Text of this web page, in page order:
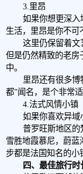
3.里昂
如果你想更深入
生活，里昂是你不可
这里仍保留着文
但是仍然精致的老房
中。
里昂还有很多博
都”闻名，是个非常
4.法式风情小镇
如果你喜欢异域
普罗旺斯地区的
雪胜地霞慕尼，蔚
步都是法国知名的小
四、最佳旅行时